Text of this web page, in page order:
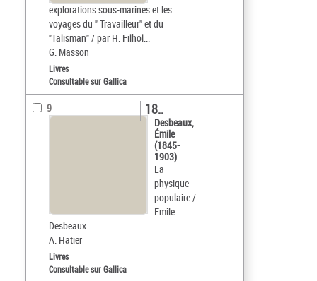
explorations sous-marines et les
voyages du " Travailleur" et du
"Talisman" / par H. Filhol...
G. Masson
Livres
Consultable sur Gallica
9
Desbeaux,
Émile
(1845-
1903)
La
physique
populaire /
Emile
Desbeaux
A. Hatier
18..
Livres
Consultable sur Gallica